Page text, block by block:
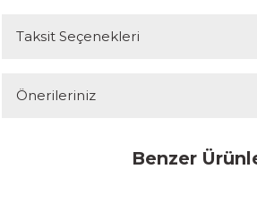
Taksit Seçenekleri
Önerileriniz
konularda yetersiz gördüğünüz noktaları
Benzer